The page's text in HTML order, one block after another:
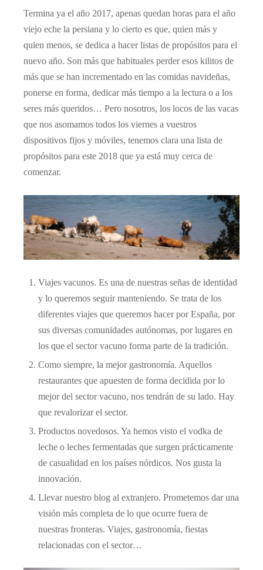
Termina ya el año 2017, apenas quedan horas para el año
viejo eche la persiana y lo cierto es que, quien más y
quien menos, se dedica a hacer listas de propósitos para el
nuevo año. Son más que habituales perder esos kilitos de
más que se han incrementado en las comidas navideñas,
ponerse en forma, dedicar más tiempo a la lectura o a los
seres más queridos… Pero nosotros, los locos de las vacas
que nos asomamos todos los viernes a vuestros
dispositivos fijos y móviles, tenemos clara una lista de
propósitos para este 2018 que ya está muy cerca de
comenzar.
Viajes vacunos. Es una de nuestras señas de identidad
y lo queremos seguir manteniendo. Se trata de los
diferentes viajes que queremos hacer por España, por
sus diversas comunidades autónomas, por lugares en
los que el sector vacuno forma parte de la tradición.
Como siempre, la mejor gastronomía. Aquellos
restaurantes que apuesten de forma decidida por lo
mejor del sector vacuno, nos tendrán de su lado. Hay
que revalorizar el sector.
Productos novedosos. Ya hemos visto el vodka de
leche o leches fermentadas que surgen prácticamente
de casualidad en los países nórdicos. Nos gusta la
innovación.
Llevar nuestro blog al extranjero. Prometemos dar una
visión más completa de lo que ocurre fuera de
nuestras fronteras. Viajes, gastronomía, fiestas
relacionadas con el sector…